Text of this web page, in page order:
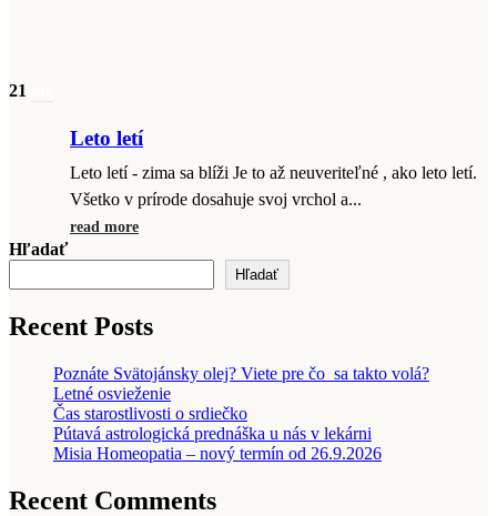
21
Leto letí
Leto letí - zima sa blíži Je to až neuveriteľné , ako leto letí.
Všetko v prírode dosahuje svoj vrchol a...
read more
Hľadať
Hľadať
Recent Posts
Poznáte Svätojánsky olej? Viete pre čo sa takto volá?
Letné osvieženie
Čas starostlivosti o srdiečko
Pútavá astrologická prednáška u nás v lekárni
Misia Homeopatia – nový termín od 26.9.2026
Recent Comments